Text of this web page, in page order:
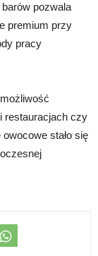
barów pozwala
premium przy
pracy
restauracjach czy
stało się